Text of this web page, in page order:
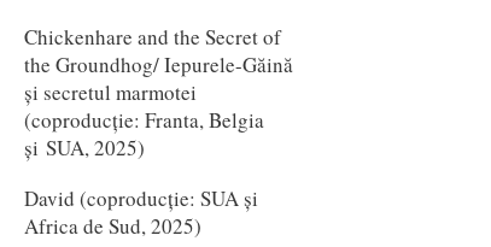
Chickenhare and the Secret of
the Groundhog/ Iepurele-Găină
și secretul marmotei
(coproducție: Franta, Belgia
și SUA, 2025)
David (coproducție: SUA și
Africa de Sud, 2025)